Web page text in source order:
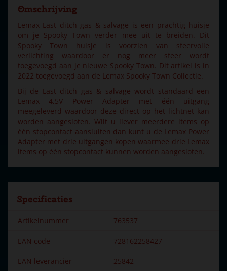
Omschrijving
Lemax Last ditch gas & salvage is een prachtig huisje
om je Spooky Town verder mee uit te breiden. Dit
Spooky Town huisje is voorzien van sfeervolle
verlichting waardoor er nog meer sfeer wordt
toegevoegd aan je nieuwe Spooky Town. Dit artikel is in
2022 toegevoegd aan de Lemax Spooky Town Collectie.
Bij de Last ditch gas & salvage wordt standaard een
Lemax 4,5V Power Adapter met één uitgang
meegeleverd waardoor deze direct op het lichtnet kan
worden aangesloten. Wilt u liever meerdere items op
één stopcontact aansluiten dan kunt u de Lemax Power
Adapter met drie uitgangen kopen waarmee drie Lemax
items op één stopcontact kunnen worden aangesloten.
Specificaties
Artikelnummer 763537
EAN code 728162258427
EAN leverancier 25842